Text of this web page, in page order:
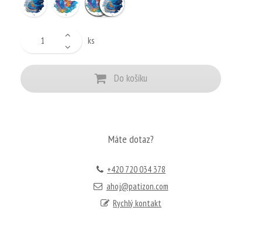
ks
Do košíku
Máte dotaz?
+420 720 034 378
ahoj@patizon.com
Rychlý kontakt